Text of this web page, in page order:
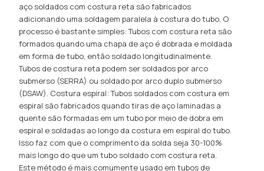
aço soldados com costura reta são fabricados
adicionando uma soldagem paralela à costura do tubo. O
processo é bastante simples: Tubos com costura reta são
formados quando uma chapa de aço é dobrada e moldada
em forma de tubo, então soldado longitudinalmente.
Tubos de costura reta podem ser soldados por arco
submerso (SERRA) ou soldado por arco duplo submerso
(DSAW). Costura espiral: Tubos soldados com costura em
espiral são fabricados quando tiras de aço laminadas a
quente são formadas em um tubo por meio de dobra em
espiral e soldadas ao longo da costura em espiral do tubo.
Isso faz com que o comprimento da solda seja 30-100%
mais longo do que um tubo soldado com costura reta.
Este método é mais comumente usado em tubos de